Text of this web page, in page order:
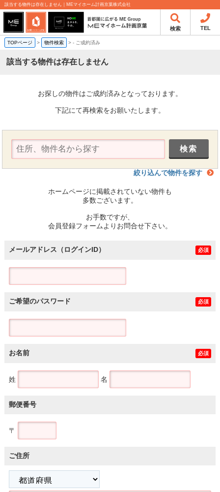
該当する物件は存在しません｜MEマイホーム計画京葉株式会社
検索 TEL
TOPページ > 物件検索 >- ご成約済み
該当する物件は存在しません
お探しの物件はご成約済みとなっております。
下記にて再検索をお願いたします。
絞り込んで物件を探す
ホームページに掲載されていない物件も
多数ございます。
お手数ですが、
会員登録フォームよりお問合せ下さい。
メールアドレス（ログインID） 必須
ご希望のパスワード 必須
お名前 必須
姓 名
郵便番号
〒
ご住所